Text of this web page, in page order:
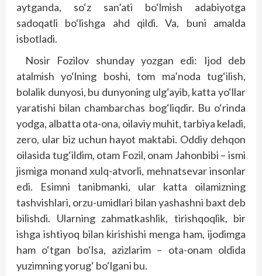
aytganda, so‘z san’ati bo‘lmish adabiyotga
sadoqatli bo‘lishga ahd qildi. Va, buni amalda
isbotladi.
Nosir Fozilov shunday yozgan edi: Ijod deb
atalmish yo‘lning boshi, tom ma’noda tug‘ilish,
bolalik dunyosi, bu dunyoning ulg‘ayib, katta yo‘llar
yaratishi bilan chambarchas bog‘liqdir. Bu o‘rinda
yodga, albatta ota-ona, oilaviy muhit, tarbiya keladi,
zero, ular biz uchun hayot maktabi. Oddiy dehqon
oilasida tug‘ildim, otam Fozil, onam Jahonbibi – ismi
jismiga monand xulq-atvorli, mehnatsevar insonlar
edi. Esimni tanibmanki, ular katta oilamizning
tashvishlari, orzu-umidlari bilan yashashni baxt deb
bilishdi. Ularning zahmatkashlik, tirishqoqlik, bir
ishga ishtiyoq bilan kirishishi menga ham, ijodimga
ham o‘tgan bo‘lsa, azizlarim – ota-onam oldida
yuzimning yorug‘ bo‘lgani bu.